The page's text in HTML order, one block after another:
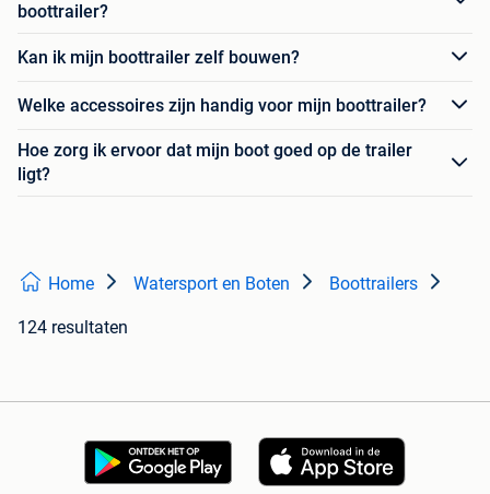
boottrailer?
Kan ik mijn boottrailer zelf bouwen?
Welke accessoires zijn handig voor mijn boottrailer?
Hoe zorg ik ervoor dat mijn boot goed op de trailer
ligt?
Home Watersport en Boten Boottrailers
124 resultaten